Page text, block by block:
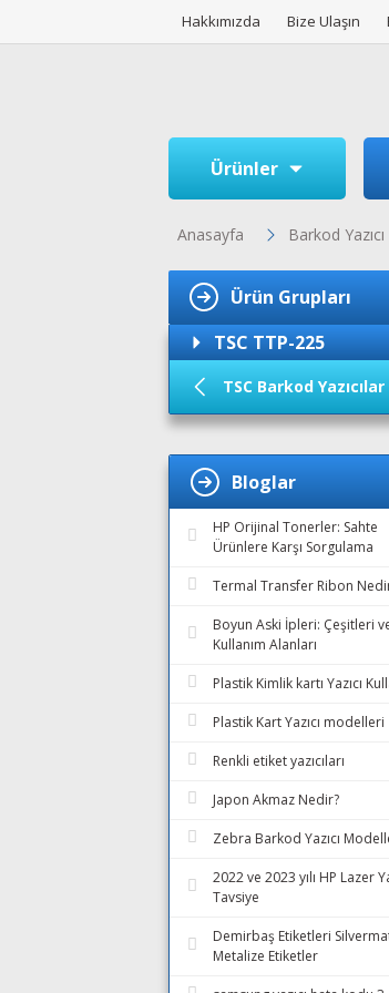
Hakkımızda Bize Ulaşın
Ürünler
Anasayfa Barkod
Ürün Grupları
TSC TTP-225
TSC Barkod Yazıcılar
Bloglar
HP Orijinal Tonerler: Sahte
Ürünlere Karşı Sorgulama
Termal Transfer Ribon
Boyun Aski İpleri: Çeşitleri
Kullanım Alanları
Plastik Kimlik kartı Yazıcı
Plastik Kart Yazıcı modelleri
Renkli etiket yazıcıları
Japon Akmaz Nedir?
Zebra Barkod Yazıcı
2022 ve 2023 yılı HP Lazer
Tavsiye
Demirbaş Etiketleri
Metalize Etiketler